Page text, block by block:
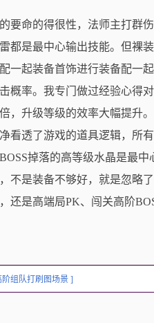
要命的得很性，法师主打群
都是最中心输出技能。但裸
一起装备首饰进行装备配一
概率。我专门做过经验心得
，升级等级的效率大幅提升。
看透了游戏的道具逻辑，所
掉落的高等级水晶是最
不是装备不够好，就是忽略
还是高端局PK、闯关高阶
组队打刷图场景 ]